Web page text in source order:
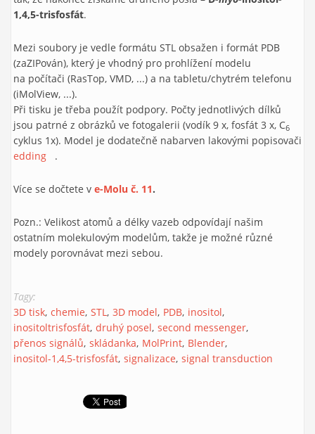
1,4,5-trisfosfát.
Mezi soubory je vedle formátu STL obsažen i formát PDB
(zaZIPován), který je vhodný pro prohlížení modelu
na počítači (RasTop, VMD, ...) a na tabletu/chytrém telefonu
(iMolView, ...).
Při tisku je třeba použít podpory. Počty jednotlivých dílků
jsou patrné z obrázků ve fotogalerii (vodík 9 x, fosfát 3 x, C6
cyklus 1x). Model je dodatečně nabarven lakovými popisovači
edding (link is external)
.
Více se dočtete v e-Molu č. 11.
Pozn.: Velikost atomů a délky vazeb odpovídají našim
ostatním molekulovým modelům, takže je možné různé
modely porovnávat mezi sebou.
Tagy:
3D tisk chemie STL 3D model PDB inositol
inositoltrisfosfát druhý posel second messenger
přenos signálů skládanka MolPrint Blender
inositol-1,4,5-trisfosfát signalizace signal transduction